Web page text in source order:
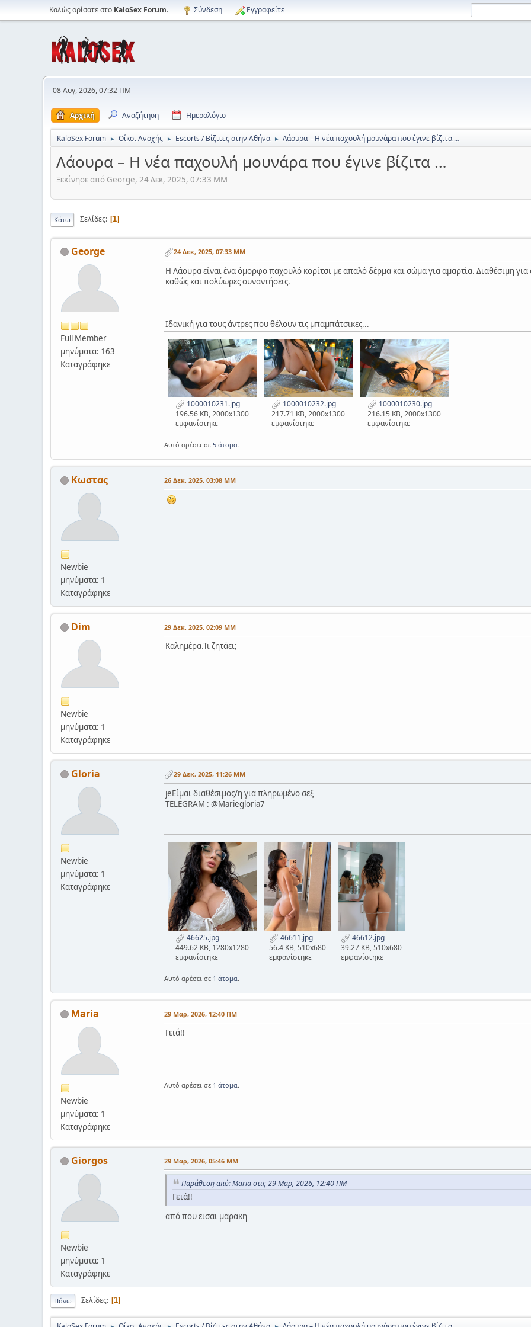
Καλώς ορίσατε στο KaloSex Forum. Σύνδεση Εγγραφείτε
08 Αυγ, 2026, 07:32 ΠΜ
Αρχική Αναζήτηση Ημερολόγιο
KaloSex Forum ► Οίκοι Ανοχής ► Escorts / Βίζιτες στην Αθήνα ► Λάουρα – Η νέα παχουλή μουνάρα που έγινε βίζιτα …
Λάουρα – Η νέα παχουλή μουνάρα που έγινε βίζιτα …
Ξεκίνησε από George, 24 Δεκ, 2025, 07:33 ΜΜ
Κάτω Σελίδες 1
George
Full Member
μηνύματα: 163
Καταγράφηκε
24 Δεκ, 2025, 07:33 ΜΜ
Η Λάουρα είναι ένα όμορφο παχουλό κορίτσι με απαλό δέρμα και σώμα για αμαρτία. Διαθέσιμη για
καθώς και πολύωρες συναντήσεις.
Ιδανική για τους άντρες που θέλουν τις μπαμπάτσικες...
1000010231.jpg
196.56 KB, 2000x1300
εμφανίστηκε
1000010232.jpg
217.71 KB, 2000x1300
εμφανίστηκε
1000010230.jpg
216.15 KB, 2000x1300
εμφανίστηκε
Αυτό αρέσει σε 5 άτομα
Κωστας
Newbie
μηνύματα: 1
Καταγράφηκε
26 Δεκ, 2025, 03:08 ΜΜ
Dim
Newbie
μηνύματα: 1
Καταγράφηκε
29 Δεκ, 2025, 02:09 ΜΜ
Καλημέρα.Τι ζητάει;
Gloria
Newbie
μηνύματα: 1
Καταγράφηκε
29 Δεκ, 2025, 11:26 ΜΜ
jeΕίμαι διαθέσιμος/η για πληρωμένο σεξ
TELEGRAM : @Mariegloria7
46625.jpg
449.62 KB, 1280x1280
εμφανίστηκε
46611.jpg
56.4 KB, 510x680
εμφανίστηκε
46612.jpg
39.27 KB, 510x680
εμφανίστηκε
Αυτό αρέσει σε 1 άτομα
Maria
Newbie
μηνύματα: 1
Καταγράφηκε
29 Μαρ, 2026, 12:40 ΠΜ
Γειά!!
Αυτό αρέσει σε 1 άτομα
Giorgos
Newbie
μηνύματα: 1
Καταγράφηκε
29 Μαρ, 2026, 05:46 ΜΜ
Παράθεση από: Maria στις 29 Μαρ, 2026, 12:40 ΠΜ
Γειά!!
από που εισαι μαρακη
Πάνω Σελίδες 1